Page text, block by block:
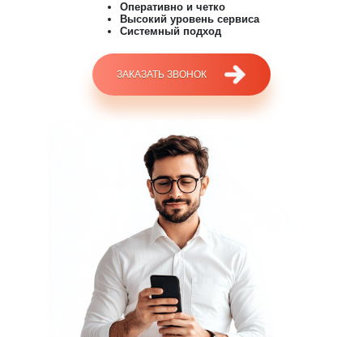
Оперативно и четко
Высокий уровень сервиса
Системный подход
ЗАКАЗАТЬ ЗВОНОК